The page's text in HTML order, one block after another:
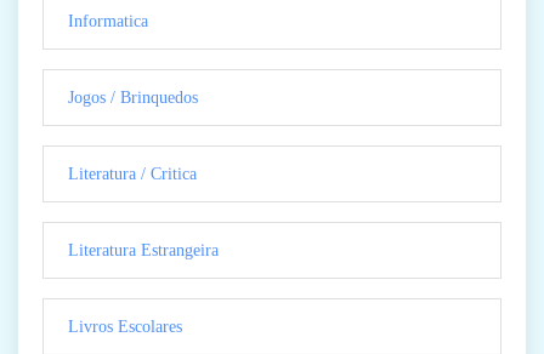
Informatica
Jogos / Brinquedos
Literatura / Critica
Literatura Estrangeira
Livros Escolares